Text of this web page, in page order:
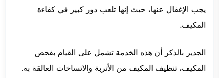
يجب الإغفال عنها، حيث إنها تلعب دور كبير في كفاءة
المكيف.
الجدير بالذكر أن هذه الخدمة تشمل على القيام بفحص
المكيف، تنظيف المكيف من الأتربة والاتساخات العالقة به.